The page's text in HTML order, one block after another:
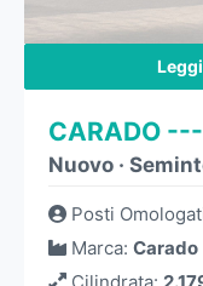
CARADO
Nuovo ·
Posti
Marca: Carado